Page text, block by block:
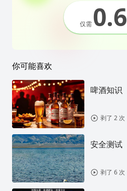
仅需0.6
你可能喜欢
啤酒知识
剥了 2 次
安全测试
剥了 6 次